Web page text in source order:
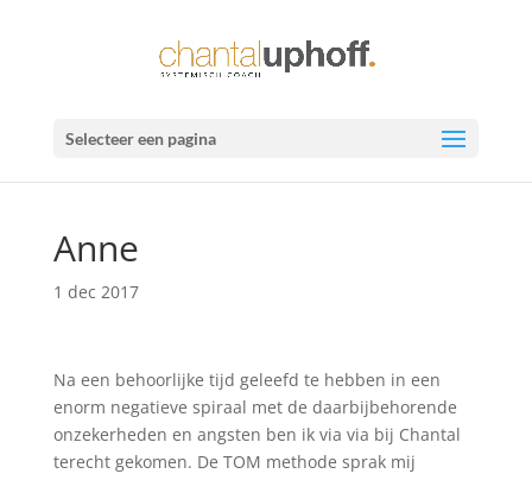
Selecteer een pagina
Anne
1 dec 2017
Na een behoorlijke tijd geleefd te hebben in een
enorm negatieve spiraal met de daarbijbehorende
onzekerheden en angsten ben ik via via bij Chantal
terecht gekomen. De TOM methode sprak mij